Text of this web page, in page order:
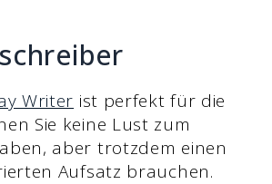
Writer ist perfekt für die
Sie keine Lust zum
aber trotzdem einen
Aufsatz brauchen.